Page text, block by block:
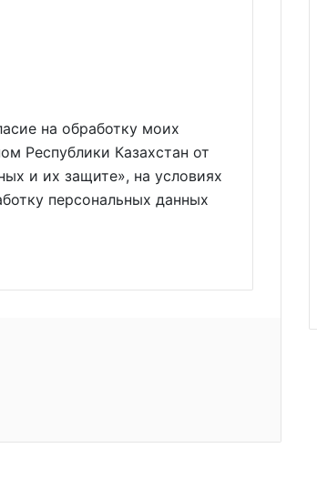
на обработку моих
Республики Казахстан от
и их защите», на условиях
персональных данных